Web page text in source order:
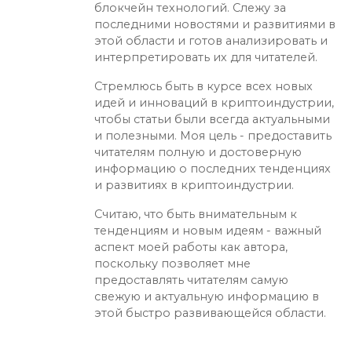
блокчейн технологий. Слежу за
последними новостями и развитиями в
этой области и готов анализировать и
интерпретировать их для читателей.
Стремлюсь быть в курсе всех новых
идей и инноваций в криптоиндустрии,
чтобы статьи были всегда актуальными
и полезными. Моя цель - предоставить
читателям полную и достоверную
информацию о последних тенденциях
и развитиях в криптоиндустрии.
Считаю, что быть внимательным к
тенденциям и новым идеям - важный
аспект моей работы как автора,
поскольку позволяет мне
предоставлять читателям самую
свежую и актуальную информацию в
этой быстро развивающейся области.